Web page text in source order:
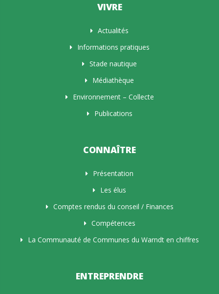
VIVRE
Actualités
Informations pratiques
Stade nautique
Médiathèque
Environnement – Collecte
Publications
CONNAÎTRE
Présentation
Les élus
Comptes rendus du conseil / Finances
Compétences
La Communauté de Communes du Warndt en chiffres
ENTREPRENDRE